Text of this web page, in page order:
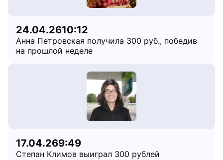
24.04.2610:12
Анна Петровская получила 300 руб., победив
на прошлой неделе
17.04.269:49
Степан Климов выиграл 300 рублей